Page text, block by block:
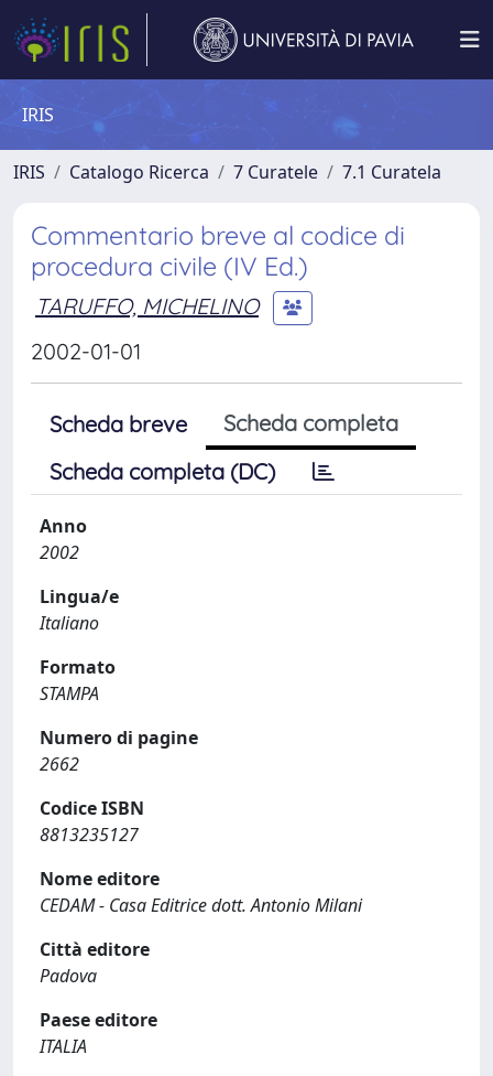
IRIS
IRIS Catalogo Ricerca 7 Curatele 7.1 Curatela
Commentario breve al codice di
procedura civile (IV Ed.)
TARUFFO, MICHELINO
2002-01-01
Scheda breve
Scheda completa
Scheda completa (DC)
Anno
2002
Lingua/e
Italiano
Formato
STAMPA
Numero di pagine
2662
Codice ISBN
8813235127
Nome editore
CEDAM - Casa Editrice dott. Antonio Milani
Città editore
Padova
Paese editore
ITALIA